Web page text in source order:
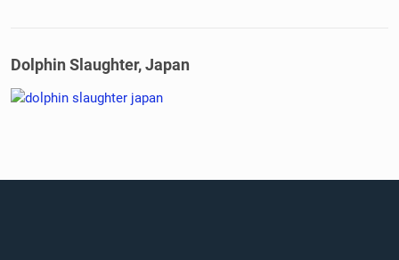
Dolphin Slaughter, Japan